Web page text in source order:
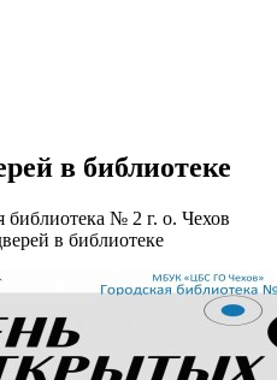
в библиотеке
библиотека № 2 г. о. Чехов
в библиотеке